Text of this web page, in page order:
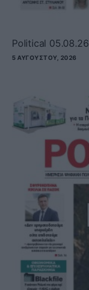
Political 05.08.26
5 ΑΥΓΟΎΣΤΟΥ, 2026